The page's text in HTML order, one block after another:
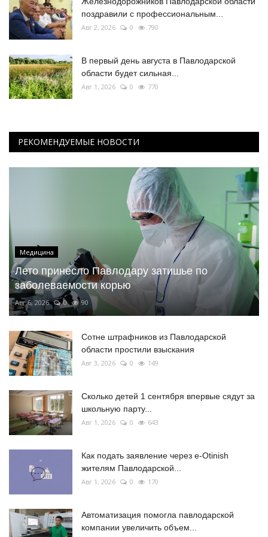
поздравили с профессиональным...
Авг 2, 2026 0 790
В первый день августа в Павлодарской
области будет сильная...
Авг 1, 2026 0 770
РЕКОМЕНДУЕМЫЕ НОВОСТИ
Медицина
Лето принесло Павлодару затишье по
заболеваемости корью
Авг 6, 2026 0 90
Сотне штрафников из Павлодарской
области простили взыскания
Авг 3, 2026 0 149
Сколько детей 1 сентября впервые сядут за
школьную парту...
Авг 1, 2026 0 643
Как подать заявление через e-Otinish
жителям Павлодарской...
Авг 1, 2026 0 170
Автоматизация помогла павлодарской
компании увеличить объем...